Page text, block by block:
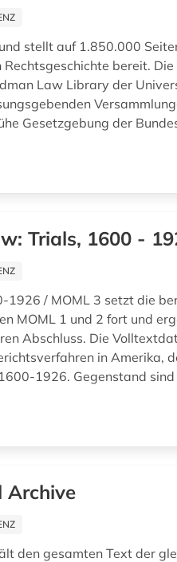
stellt auf 1.850.000
bereit.
Law Library der
Gesetzgebung der
Trials, 1600 -
1926 / MOML 3 setzt die
MOML 1 und 2 fort und
Abschluss. Die
in Amerika,
1926. Gegenstand sind
Archive
den gesamten Text der